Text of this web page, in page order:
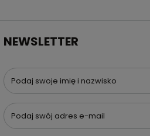
NEWSLETTER
Podaj swoje imię i nazwisko
Podaj swój adres e-mail